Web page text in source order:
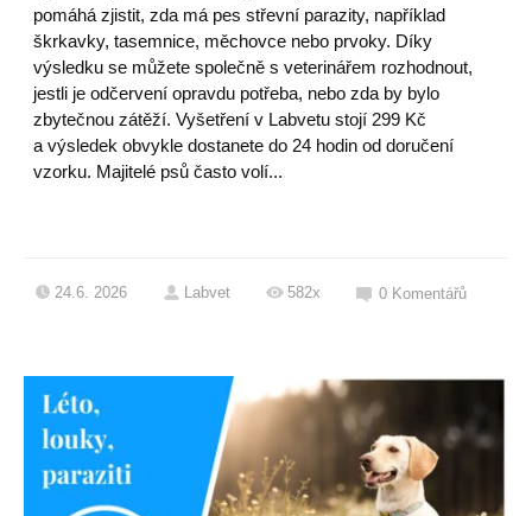
pomáhá zjistit, zda má pes střevní parazity, například
škrkavky, tasemnice, měchovce nebo prvoky. Díky
výsledku se můžete společně s veterinářem rozhodnout,
jestli je odčervení opravdu potřeba, nebo zda by bylo
zbytečnou zátěží. Vyšetření v Labvetu stojí 299 Kč
a výsledek obvykle dostanete do 24 hodin od doručení
vzorku. Majitelé psů často volí...
24.6. 2026 Labvet 582x 0 Komentářů